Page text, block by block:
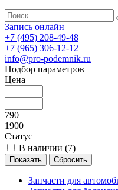
Запись онлайн
+7 (495) 208-49-48
+7 (965) 306-12-12
info@pro-podemnik.ru
Подбор параметров
Цена
790
1900
Статус
В наличии (7)
Запчасти для